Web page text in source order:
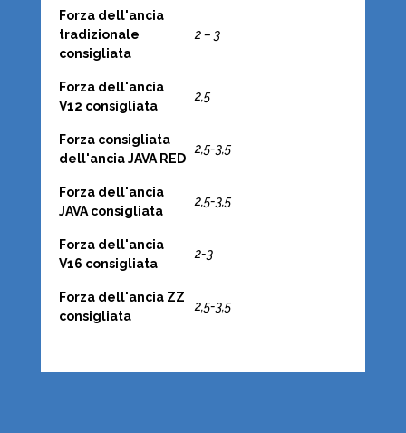
Forza dell'ancia
tradizionale
consigliata
2 – 3
Forza dell'ancia
V12 consigliata
2,5
Forza consigliata
dell'ancia JAVA RED
2,5-3,5
Forza dell'ancia
JAVA consigliata
2,5-3,5
Forza dell'ancia
V16 consigliata
2-3
Forza dell'ancia ZZ
consigliata
2,5-3,5